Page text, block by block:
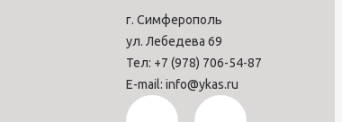
г. Симферополь
ул. Лебедева 69
Тел: +7 (978) 706-54-87
E-mail: info@ykas.ru